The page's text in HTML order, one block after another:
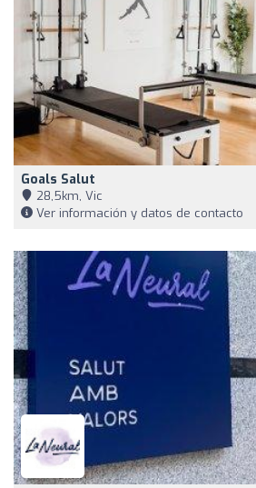
Goals Salut
28,5km, Vic
Ver información y datos de contacto